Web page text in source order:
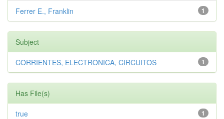
1
Ferrer E., Franklin
Subject
1
CORRIENTES, ELECTRONICA, CIRCUITOS
Has File(s)
1
true